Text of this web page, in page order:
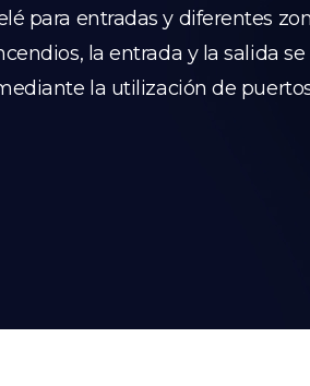
para entradas y diferentes
la entrada y la salida
la utilización de